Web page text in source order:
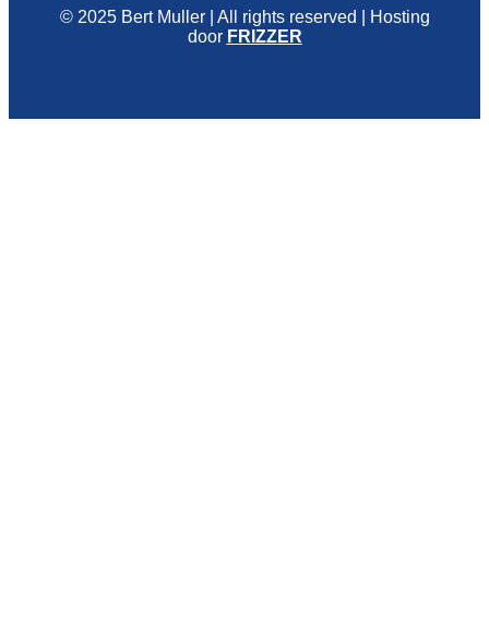
© 2025 Bert Muller | All rights reserved | Hosting
door FRIZZER